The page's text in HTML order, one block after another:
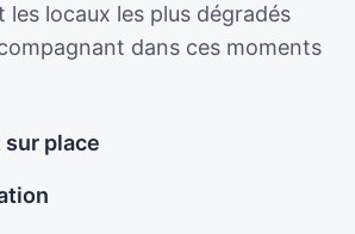
locaux les plus dégradés
dans ces moments
place